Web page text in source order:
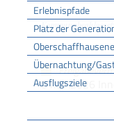
Erlebnispfade
Platz der
Übernachtung/
Ausflugsziele
01.07.2026